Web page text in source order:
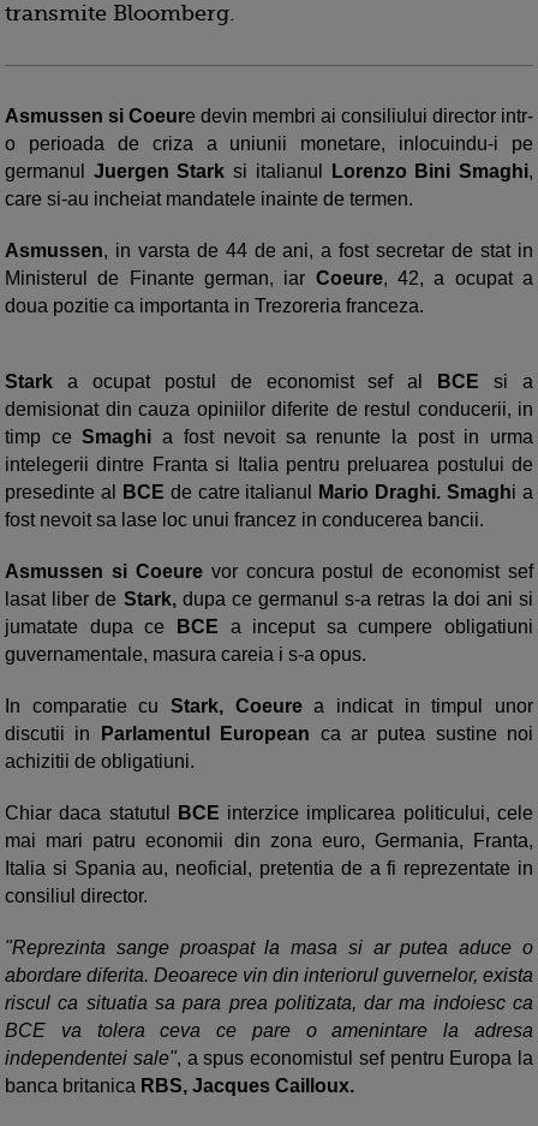
transmite Bloomberg.
Asmussen si Coeure devin membri ai consiliului director intr-
o perioada de criza a uniunii monetare, inlocuindu-i pe
germanul Juergen Starksi italianul Lorenzo Bini Smaghi,
care si-au incheiat mandatele inainte de termen.
Asmussen, in varsta de 44 de ani, a fost secretar de stat in
Ministerul de Finante german, iar Coeure, 42, a ocupat a
doua pozitie ca importanta in Trezoreria franceza.
Stark a ocupat postul de economist sef al BCE si a
demisionat din cauza opiniilor diferite de restul conducerii, in
timp ceSmaghi a fost nevoit sa renunte la post in urma
intelegerii dintre Franta si Italia pentru preluarea postului de
presedinte al
BCE de catre italianul Mario Draghi. Smaghi a
fost nevoit sa lase loc unui francez in conducerea bancii.
Asmussen si Coeurevor concura postul de economist sef
lasat liber de Stark,dupa ce germanul s-a retras la doi ani si
jumatate dupa ce
BCE a inceput sa cumpere obligatiuni
guvernamentale, masura careia i s-a opus.
In comparatie cu Stark, Coeurea indicat in timpul unor
discutii in Parlamentul European ca ar putea sustine noi
achizitii de obligatiuni.
Chiar daca statutul BCE interzice implicarea politicului, cele
mai mari patru economii din zona euro, Germania, Franta,
Italia si Spania au, neoficial, pretentia de a fi reprezentate in
consiliul director.
"Reprezinta sange proaspat la masa si ar putea aduce o
abordare diferita. Deoarece vin din interiorul guvernelor, exista
riscul ca situatia sa para prea politizata, dar ma indoiesc ca
BCE va tolera ceva ce pare o amenintare la adresa
independentei sale", a spus economistul sef pentru Europa la
banca britanica RBS, Jacques Cailloux.